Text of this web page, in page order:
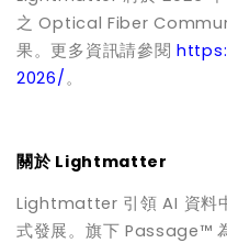
之 Optical Fiber
果。更多資訊請參閱
2026/。
關於 Lightmatter
Lightmatter 引領 AI 資料
式發展。旗下 Passage™